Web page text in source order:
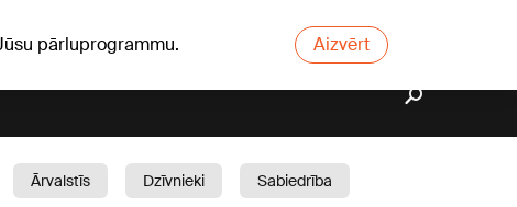
pārluprogrammu. Aizvērt
Ārvalstīs Dzīvnieki
Sabiedrība